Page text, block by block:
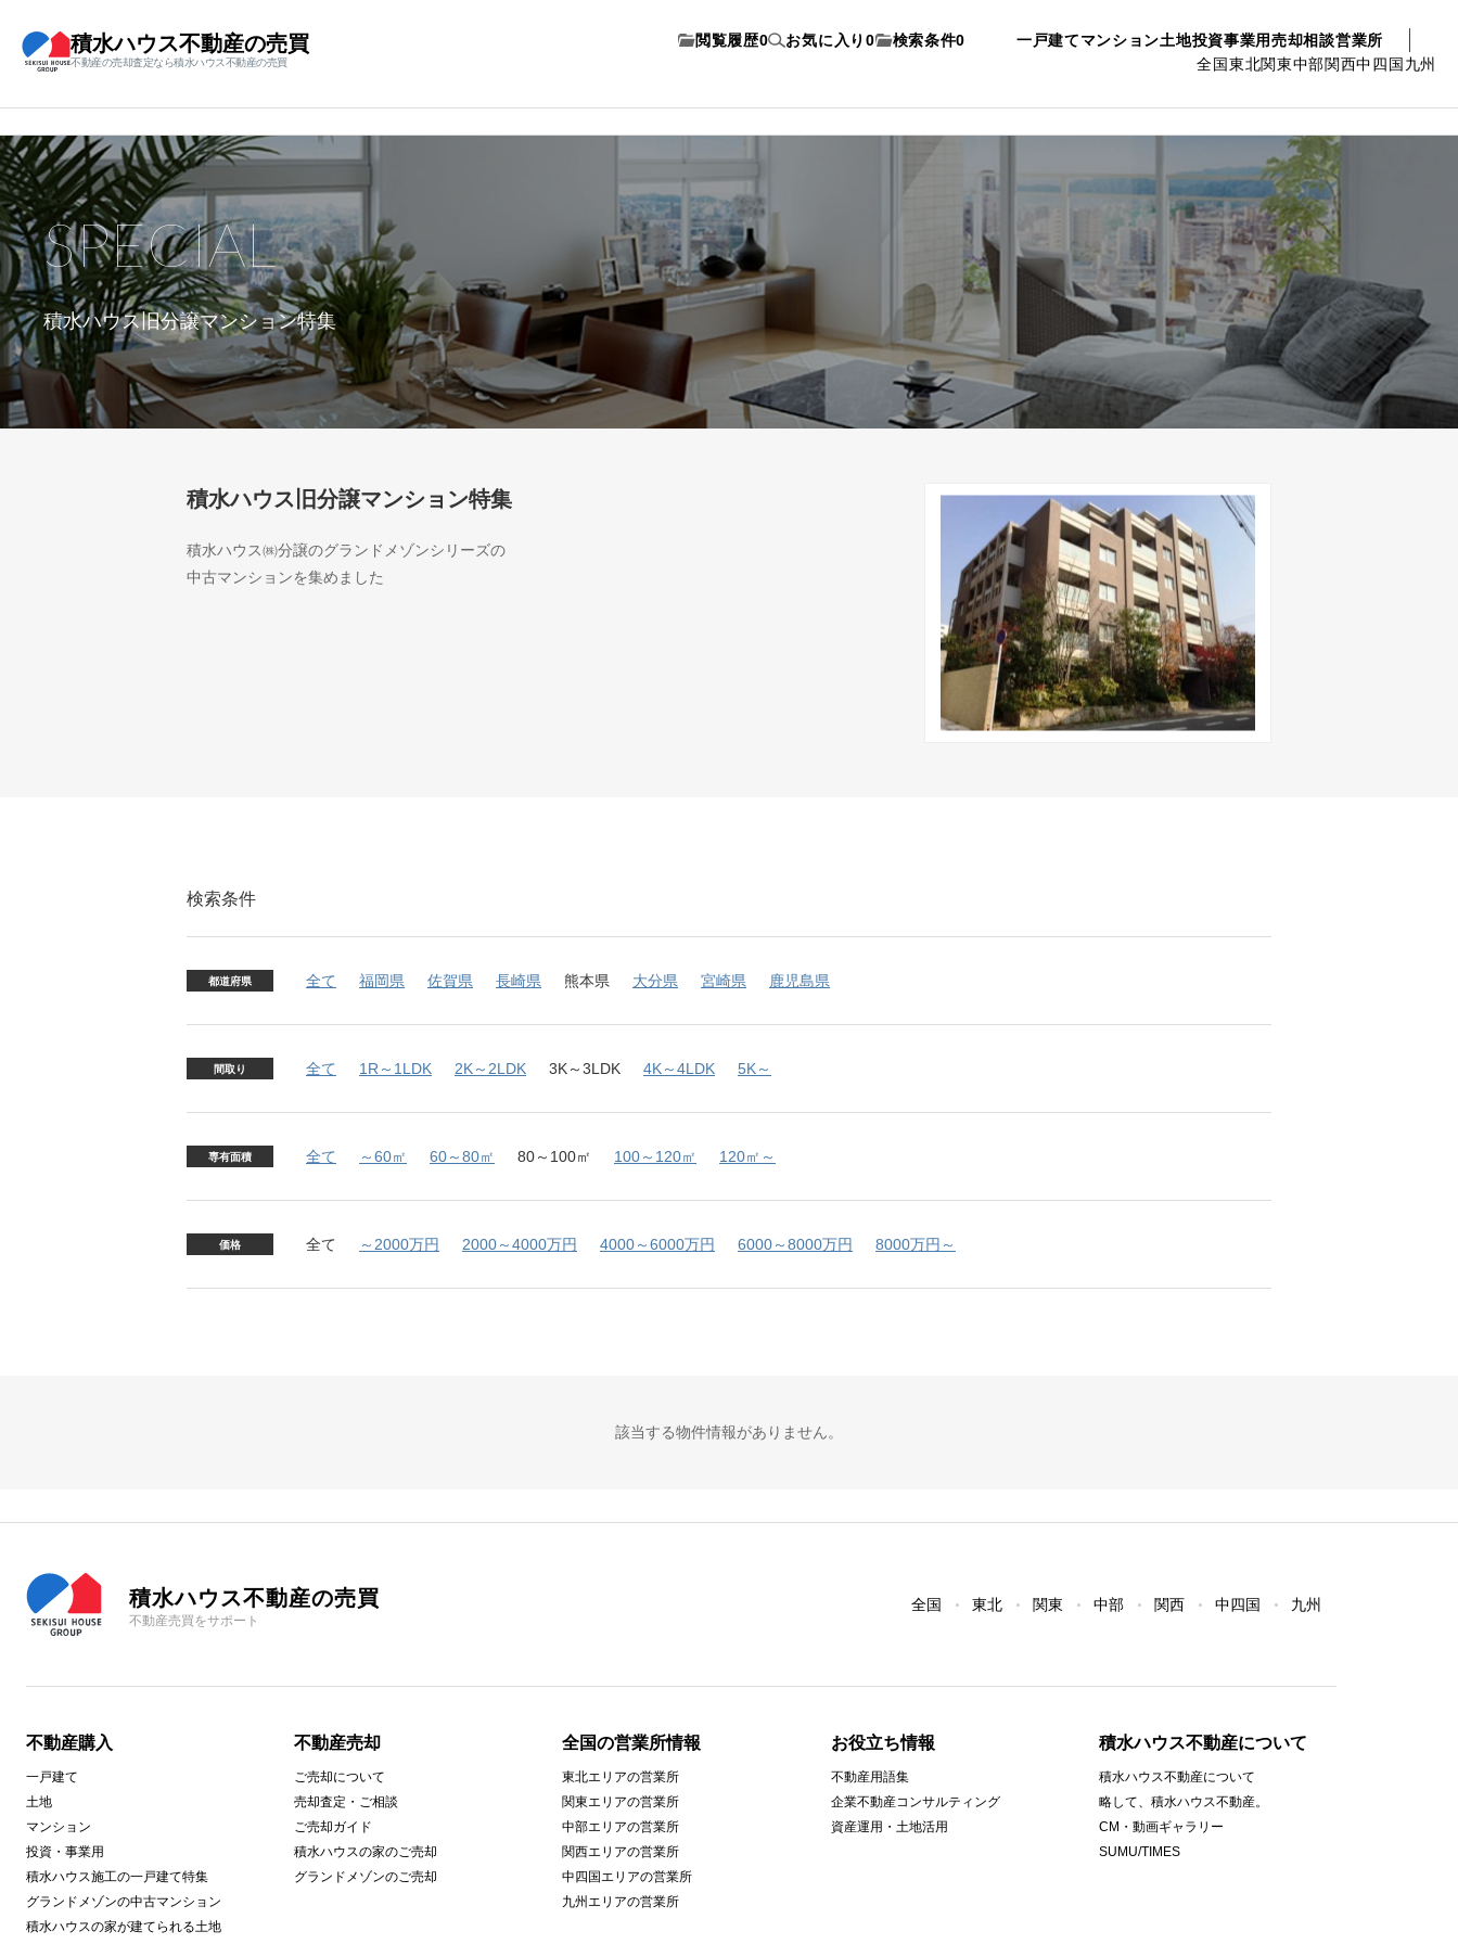
積水ハウス不動産の売買
不動産の売却査定なら積水ハウス不動産の売買
一戸建てマンション土地投資事業用売却相談営業所
全国東北関東中部関西中四国九州
閲覧履歴0 お気に入り 0 検索条件0
積水ハウス旧分譲マンション特集
SPECIAL
積水ハウス旧分譲マンション特集
積水ハウス㈱分譲のグランドメゾンシリーズの
中古マンションを集めました
検索条件
都道府県 全て 福岡県 佐賀県 長崎県 熊本県 大分県 宮崎県 鹿児島県
間取り 全て 1R～1LDK 2K～2LDK 3K～3LDK 4K～4LDK 5K～
専有面積 全て ～60㎡ 60～80㎡ 80～100㎡ 100～120㎡ 120㎡～
価格 全て ～2000万円 2000～4000万円 4000～6000万円 6000～8000万円 8000万円～
該当する物件情報がありません。
積水ハウス不動産の売買
不動産売買をサポート
全国 東北 関東 中部 関西 中四国 九州
不動産購入
一戸建て
土地
マンション
投資・事業用
積水ハウス施工の一戸建て特集
グランドメゾンの中古マンション
積水ハウスの家が建てられる土地
不動産売却
ご売却について
売却査定・ご相談
ご売却ガイド
積水ハウスの家のご売却
グランドメゾンのご売却
全国の営業所情報
東北エリアの営業所
関東エリアの営業所
中部エリアの営業所
関西エリアの営業所
中四国エリアの営業所
九州エリアの営業所
お役立ち情報
不動産用語集
企業不動産コンサルティング
資産運用・土地活用
積水ハウス不動産について
積水ハウス不動産について
略して、積水ハウス不動産。
CM・動画ギャラリー
SUMU/TIMES